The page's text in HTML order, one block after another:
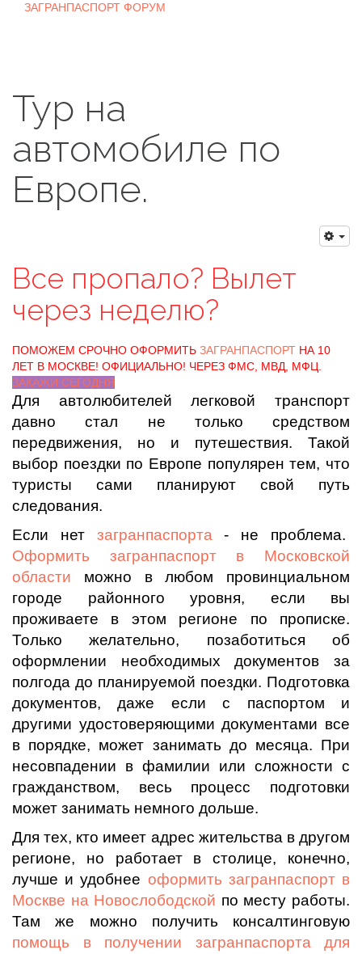
ЗАГРАНПАСПОРТ ФОРУМ
Тур на
автомобиле по
Европе.
Все пропало? Вылет
через неделю?
ПОМОЖЕМ СРОЧНО ОФОРМИТЬ ЗАГРАНПАСПОРТ НА 10
ЛЕТ В МОСКВЕ! ОФИЦИАЛЬНО! ЧЕРЕЗ ФМС, МВД, МФЦ.
ЗАКАЖИ СЕГОДНЯ
Для автолюбителей легковой транспорт
давно стал не только средством
передвижения, но и путешествия. Такой
выбор поездки по Европе популярен тем, что
туристы сами планируют свой путь
следования.
Если нет загранпаспорта - не проблема.
Оформить загранпаспорт в Московской
области можно в любом провинциальном
городе районного уровня, если вы
проживаете в этом регионе по прописке.
Только желательно, позаботиться об
оформлении необходимых документов за
полгода до планируемой поездки. Подготовка
документов, даже если с паспортом и
другими удостоверяющими документами все
в порядке, может занимать до месяца. При
несовпадении в фамилии или сложности с
гражданством, весь процесс подготовки
может занимать немного дольше.
Для тех, кто имеет адрес жительства в другом
регионе, но работает в столице, конечно,
лучше и удобнее оформить загранпаспорт в
Москве на Новослободской по месту работы.
Там же можно получить консалтинговую
помощь в получении загранпаспорта для